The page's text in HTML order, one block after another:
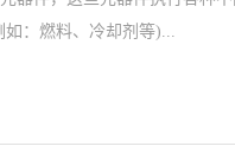
：燃料、冷却剂等)...